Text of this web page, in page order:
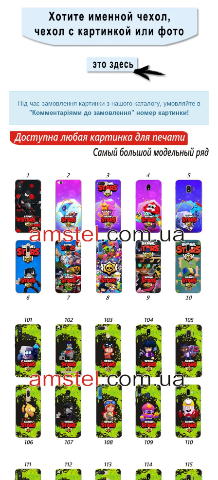
Під час замовлення картинки з нашого каталогу, умовляйте в
"Комментаріями до замовлення" номер картинки!